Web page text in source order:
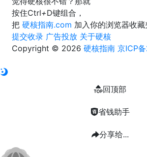
按住Ctrl+D键组合，
把 硬核指南.com 加入你的浏览器收藏
提交收录 广告投放 关于硬核
Copyright © 2026 硬核指南 京ICP
回顶部
省钱助手
分享给...